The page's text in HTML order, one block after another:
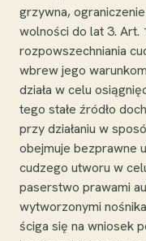
grzywna,
wolności do lat 3.
rozpowszechniania
wbrew jego
działa w celu
tego stałe źródło
przy działaniu w
obejmuje bezprawne
cudzego utworu w
paserstwo prawami
wytworzonymi
ściga się na wniosek